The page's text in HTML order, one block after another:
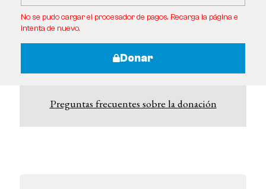
No se pudo cargar el procesador de pagos. Recarga la página e
intenta de nuevo.
Donar
Preguntas frecuentes sobre la donación